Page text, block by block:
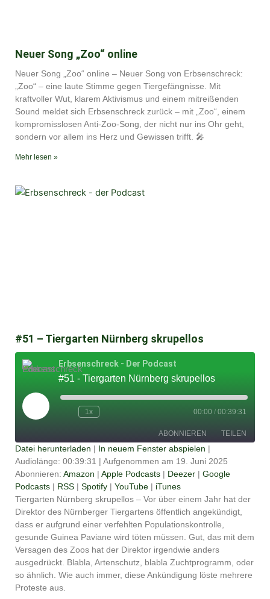
Neuer Song „Zoo“ online
Neuer Song „Zoo“ online – Neuer Song von Erbsenschreck:
„Zoo“ – eine laute Stimme gegen Tiergefängnisse. Mit
kraftvoller Wut, klarem Aktivismus und einem mitreißenden
Sound meldet sich Erbsenschreck zurück – mit „Zoo“, einem
kompromisslosen Anti-Zoo-Song, der nicht nur ins Ohr geht,
sondern vor allem ins Herz und Gewissen trifft. 🎤
Mehr lesen »
#51 – Tiergarten Nürnberg skrupellos
Erbsenschreck - Der Podcast
#51 - Tiergarten Nürnberg skrupellos
Play
Episode
1x 00:00 / 00:39:31
ABONNIEREN TEILEN
Amazon
Deezer Google Podcasts
RSS Spotify
YouTube iTunes
RSS FEED
TEILEN
LINK
EMBED
Datei herunterladen | In neuem Fenster abspielen |
Audiolänge: 00:39:31 | Aufgenommen am 19. Juni 2025
Abonnieren: Amazon | Apple Podcasts | Deezer | Google
Podcasts | RSS | Spotify | YouTube | iTunes
Tiergarten Nürnberg skrupellos – Vor über einem Jahr hat der
Direktor des Nürnberger Tiergartens öffentlich angekündigt,
dass er aufgrund einer verfehlten Populationskontrolle,
gesunde Guinea Paviane wird töten müssen. Gut, das mit dem
Versagen des Zoos hat der Direktor irgendwie anders
ausgedrückt. Blabla, Artenschutz, blabla Zuchtprogramm, oder
so ähnlich. Wie auch immer, diese Ankündigung löste mehrere
Proteste aus.